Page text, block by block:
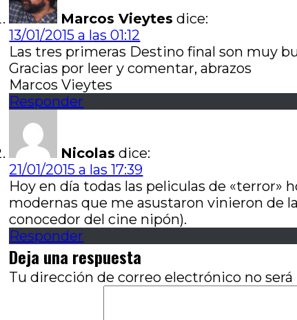
Marcos Vieytes dice:
13/01/2015 a las 01:12
Las tres primeras Destino final son muy
Gracias por leer y comentar, abrazos
Marcos Vieytes
Responder
Nicolas dice:
21/01/2015 a las 17:39
Hoy en día todas las peliculas de «terror»
modernas que me asustaron vinieron de
conocedor del cine nipón).
Responder
Deja una respuesta
Tu dirección de correo electrónico no será